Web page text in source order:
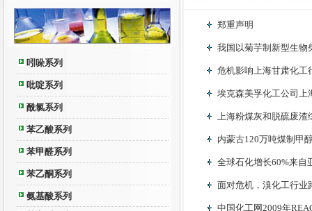
吲哚系列
吡啶系列
酰氯系列
苯乙酸系列
苯甲醛系列
苯乙酮系列
氨基酸系列
郑重声明
我国以菊芋制新型生物
危机影响上海甘肃化工
埃克森美孚化工公司上
上海粉煤灰和脱硫废渣
内蒙古120万吨煤制甲
全球石化增长60%来自
面对危机，溴化工行业
中国化工网2009年